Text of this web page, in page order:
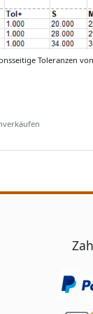
Toleranzen